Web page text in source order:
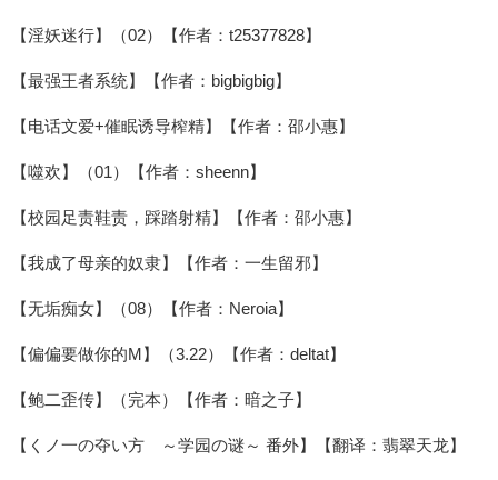
【淫妖迷行】（02）【作者：t25377828】
【最强王者系统】【作者：bigbigbig】
【电话文爱+催眠诱导榨精】【作者：邵小惠】
【噬欢】（01）【作者：sheenn】
【校园足责鞋责，踩踏射精】【作者：邵小惠】
【我成了母亲的奴隶】【作者：一生留邪】
【无垢痴女】（08）【作者：Neroia】
【偏偏要做你的M】（3.22）【作者：deltat】
【鲍二歪传】（完本）【作者：暗之子】
【くノ一の夺い方 ～学园の谜～ 番外】【翻译：翡翠天龙】